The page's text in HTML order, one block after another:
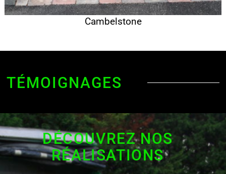
Cambelstone
TÉMOIGNAGES
DÉCOUVREZ NOS
RÉALISATIONS